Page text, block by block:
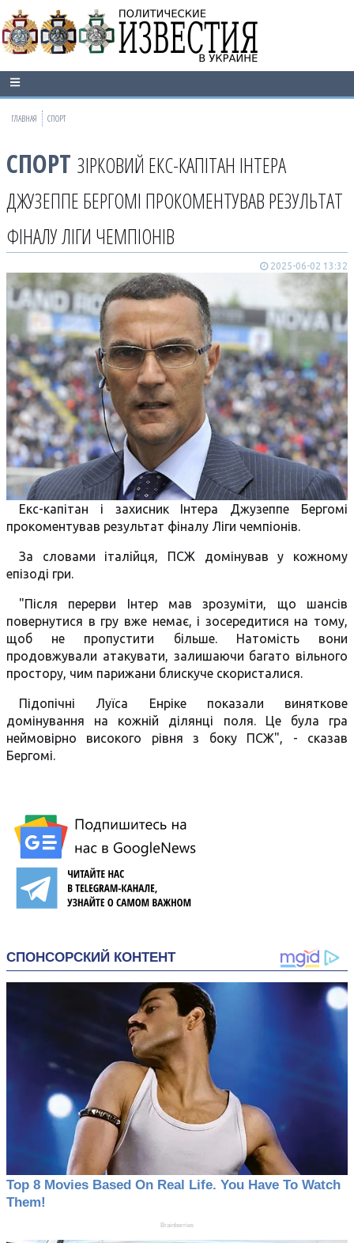
ГЛАВНАЯ СПОРТ
СПОРТ ЗІРКОВИЙ ЕКС-КАПІТАН ІНТЕРА
ДЖУЗЕППЕ БЕРГОМІ ПРОКОМЕНТУВАВ РЕЗУЛЬТАТ
ФІНАЛУ ЛІГИ ЧЕМПІОНІВ
2025-06-02 13:32
Екс-капітан і захисник Інтера Джузеппе Бергомі
прокоментував результат фіналу Ліги чемпіонів.
За словами італійця, ПСЖ домінував у кожному
епізоді гри.
"Після перерви Інтер мав зрозуміти, що шансів
повернутися в гру вже немає, і зосередитися на тому,
щоб не пропустити більше. Натомість вони
продовжували атакувати, залишаючи багато вільного
простору, чим парижани блискуче скористалися.
Підопічні Луїса Енріке показали виняткове
домінування на кожній ділянці поля. Це була гра
неймовірно високого рівня з боку ПСЖ", - сказав
Бергомі.